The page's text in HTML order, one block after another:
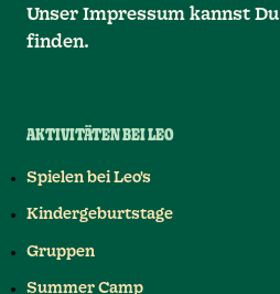
Unser Impressum kannst Du
finden.
AKTIVITÄTEN BEI LEO
Spielen bei Leo's
Kindergeburtstage
Gruppen
Summer Camp